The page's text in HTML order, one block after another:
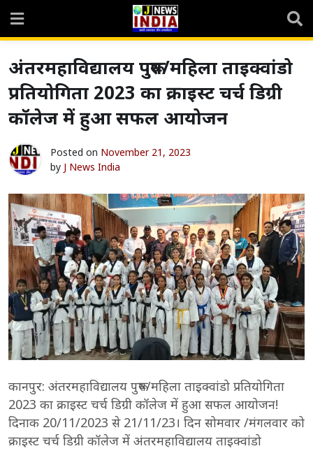
content
अंतरमहाविद्यालय पुरूष/महिला ताइक्वांडो
प्रतियोगिता 2023 का क्राइस्ट चर्च डिग्री
कॉलेज में हुआ सफल आयोजन
Posted on November 21, 2023
by J News India
कानपुर: अंतरमहाविद्यालय पुरूष/महिला ताइक्वांडो प्रतियोगिता
2023 का क्राइस्ट चर्च डिग्री कॉलेज में हुआ सफल आयोजन!
दिनाक 20/11/2023 से 21/11/23। दिन सोमवार /मंगलवार को
क्राइस्ट चर्च डिग्री कॉलेज में अंतरमहाविद्यालय ताइक्वांडो